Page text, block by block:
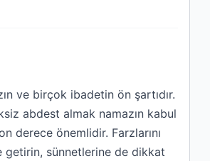
ve birçok ibadetin ön şartıdır.
abdest almak namazın kabul
derece önemlidir. Farzlarını
getirin, sünnetlerine de dikkat